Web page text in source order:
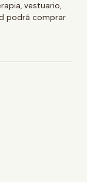
vestuario,
podrá comprar